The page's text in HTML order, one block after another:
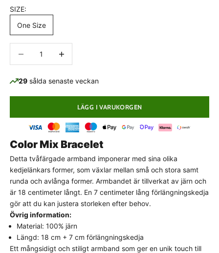
PASSFORMSGUIDE
Normal passform
Detta plagg har en klassisk, normal passform som
följer kroppens naturliga linjer utan att sitta för
stramt eller för löst.Välj din vanliga storlek
bästa komfort och avsedda look.
SIZE:
One Size
29 sålda senaste veckan
LÄGG I VARUKORGEN
Color Mix Bracelet
Detta tvåfärgade armband imponerar med sina olika
kedjelänkars former, som växlar mellan små och stora samt
runda och avlånga former. Armbandet är tillverkat av järn och
är 18 centimeter långt. En 7 centimeter lång förlängningskedja
gör att du kan justera storleken efter behov.
Övrig information:
Material: 100% järn
Längd: 18 cm + 7 cm förlängningskedja
Ett mångsidigt och stiligt armband som ger en unik touch till